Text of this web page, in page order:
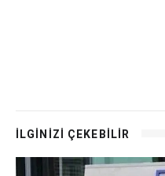
İLGİNİZİ ÇEKEBİLİR